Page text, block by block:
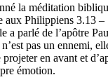
la méditation
aux Philippiens 3.13 –
a parlé de l’apôtre
pas un ennemi,
en avant et
émotion.